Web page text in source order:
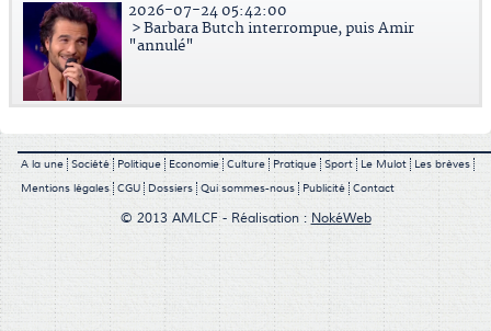
2026-07-24 05:42:00
> Barbara Butch interrompue, puis Amir
"annulé"
A la une Société Politique Economie Culture Pratique Sport Le Mulot
Les brèves
Mentions légales CGU Dossiers Qui sommes-nous Publicité Contact
© 2013 AMLCF - Réalisation : NokéWeb